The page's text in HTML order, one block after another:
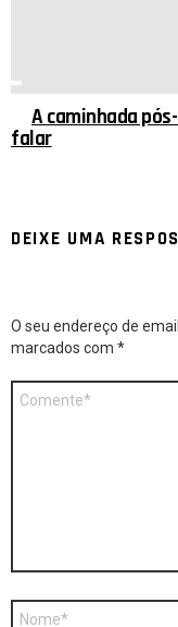
A caminhada
falar
DEIXE UMA
O seu endereço de
marcados com *
Comentário
Nome